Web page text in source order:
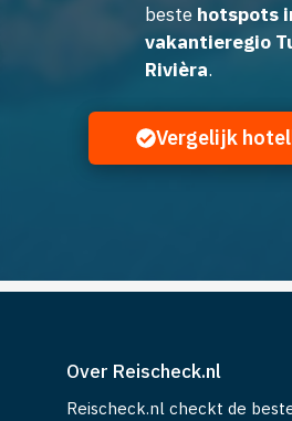
beste hotspots
vakantieregio
Rivièra.
Vergelijk
Over Reischeck.nl
Reischeck.nl checkt de